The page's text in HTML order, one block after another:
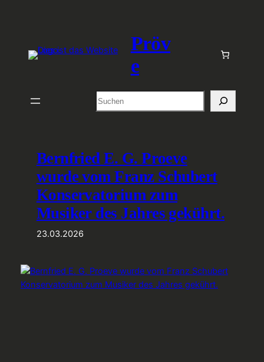
Pröv
e
Suchen
Bernfried E. G. Proeve
wurde vom Franz Schubert
Konservatorium zum
Musiker des Jahres gekührt.
23.03.2026